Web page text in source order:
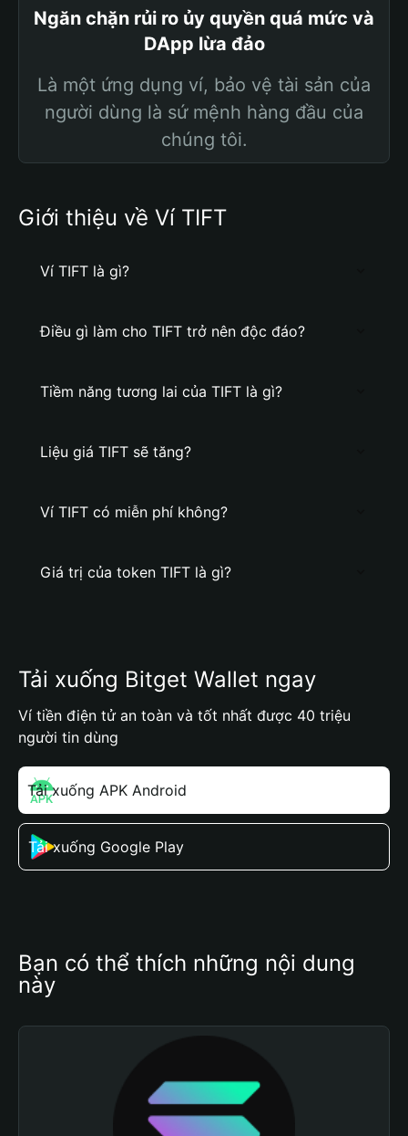
Ngăn chặn rủi ro ủy quyền quá mức và
DApp lừa đảo
Là một ứng dụng ví, bảo vệ tài sản của
người dùng là sứ mệnh hàng đầu của
chúng tôi.
Giới thiệu về Ví TIFT
Ví TIFT là gì?
Điều gì làm cho TIFT trở nên độc đáo?
Tiềm năng tương lai của TIFT là gì?
Liệu giá TIFT sẽ tăng?
Ví TIFT có miễn phí không?
Giá trị của token TIFT là gì?
Tải xuống Bitget Wallet ngay
Ví tiền điện tử an toàn và tốt nhất được 40 triệu
người tin dùng
Tải xuống APK Android
Tải xuống Google Play
Bạn có thể thích những nội dung
này